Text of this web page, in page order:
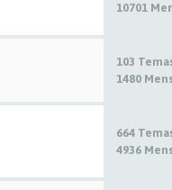
10701
103
1480
664
4936